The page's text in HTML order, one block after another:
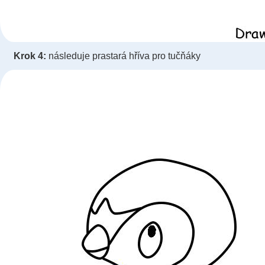
Krok 4: následuje prastará hříva pro tučňáky